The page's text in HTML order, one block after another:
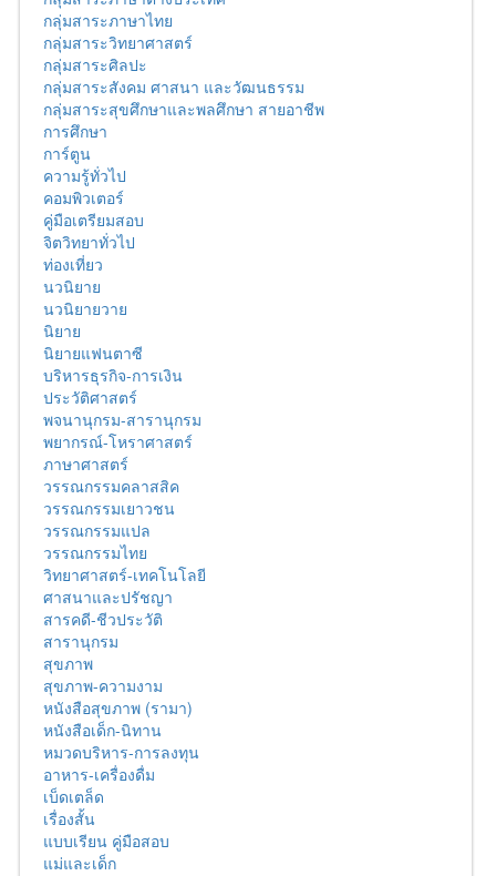
กลุ่มสาระภาษาไทย
กลุ่มสาระวิทยาศาสตร์
กลุ่มสาระศิลปะ
กลุ่มสาระสังคม ศาสนา และวัฒนธรรม
กลุ่มสาระสุขศึกษาและพลศึกษา สายอาชีพ
การศึกษา
การ์ตูน
ความรู้ทั่วไป
คอมพิวเตอร์
คู่มือเตรียมสอบ
จิตวิทยาทั่วไป
ท่องเที่ยว
นวนิยาย
นวนิยายวาย
นิยาย
นิยายแฟนตาซี
บริหารธุรกิจ-การเงิน
ประวัติศาสตร์
พจนานุกรม-สารานุกรม
พยากรณ์-โหราศาสตร์
ภาษาศาสตร์
วรรณกรรมคลาสสิค
วรรณกรรมเยาวชน
วรรณกรรมแปล
วรรณกรรมไทย
วิทยาศาสตร์-เทคโนโลยี
ศาสนาและปรัชญา
สารคดี-ชีวประวัติ
สารานุกรม
สุขภาพ
สุขภาพ-ความงาม
หนังสือสุขภาพ (รามา)
หนังสือเด็ก-นิทาน
หมวดบริหาร-การลงทุน
อาหาร-เครื่องดื่ม
เบ็ดเตล็ด
เรื่องสั้น
แบบเรียน คู่มือสอบ
แม่และเด็ก